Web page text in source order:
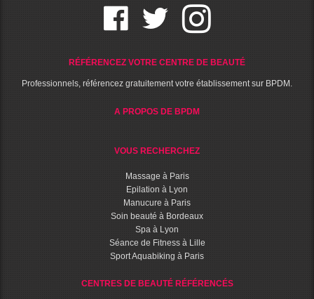
RÉFÉRENCEZ VOTRE CENTRE DE BEAUTÉ
Professionnels, référencez gratuitement votre établissement sur BPDM.
A PROPOS DE BPDM
VOUS RECHERCHEZ
Massage à Paris
Epilation à Lyon
Manucure à Paris
Soin beauté à Bordeaux
Spa à Lyon
Séance de Fitness à Lille
Sport Aquabiking à Paris
CENTRES DE BEAUTÉ RÉFÉRENCÉS